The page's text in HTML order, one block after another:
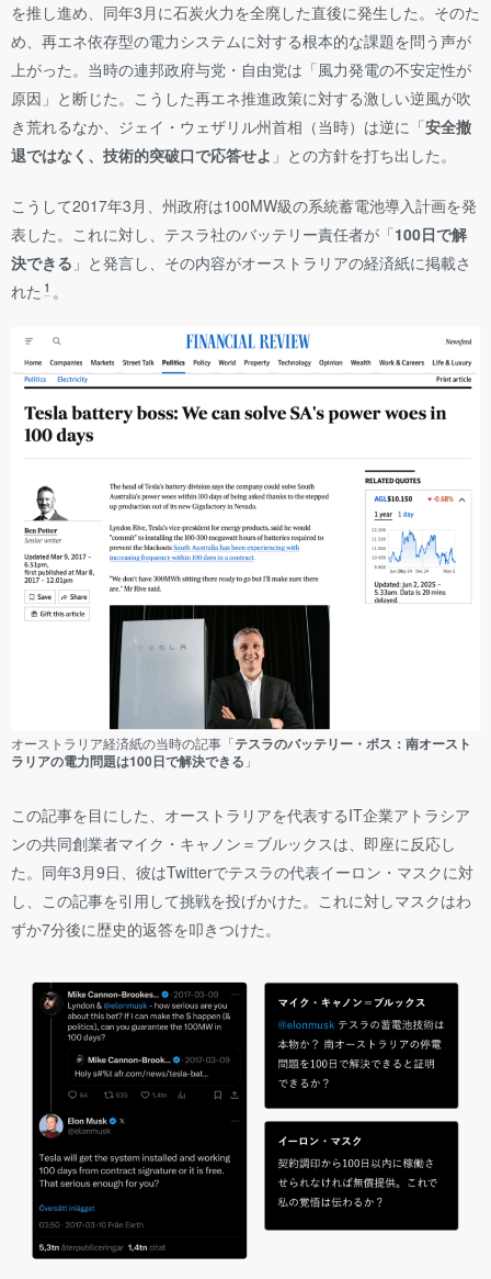
を推し進め、同年3月に石炭火力を全廃した直後に発生した。そのた
め、再エネ依存型の電力システムに対する根本的な課題を問う声が
上がった。当時の連邦政府与党・自由党は「風力発電の不安定性が
原因」と断じた。こうした再エネ推進政策に対する激しい逆風が吹
き荒れるなか、ジェイ・ウェザリル州首相（当時）は逆に「安全撤
退ではなく、技術的突破口で応答せよ 」との方針を打ち出した。
こうして2017年3月、州政府は100MW級の系統蓄電池導入計画を発
表した。これに対し、テスラ社のバッテリー責任者が「100日で解
決できる 」と発言し、その内容がオーストラリアの経済紙に掲載さ
れた 1 。
オーストラリア経済紙の当時の記事「テスラのバッテリー・ボス：南オースト
ラリアの電力問題は100日で解決できる 」
この記事を目にした、オーストラリアを代表するIT企業アトラシア
ンの共同創業者マイク・キャノン＝ブルックスは、即座に反応し
た。同年3月9日、彼はTwitterでテスラの代表イーロン・マスクに対
し、この記事を引用して挑戦を投げかけた。これに対しマスクはわ
ずか7分後に歴史的返答を叩きつけた。